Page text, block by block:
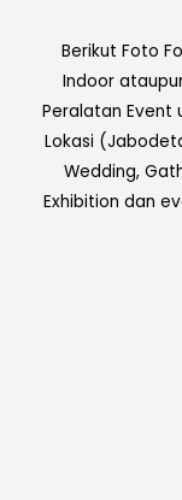
Berikut Foto
Indoor
Peralatan Event
Lokasi
Wedding,
Exhibition dan